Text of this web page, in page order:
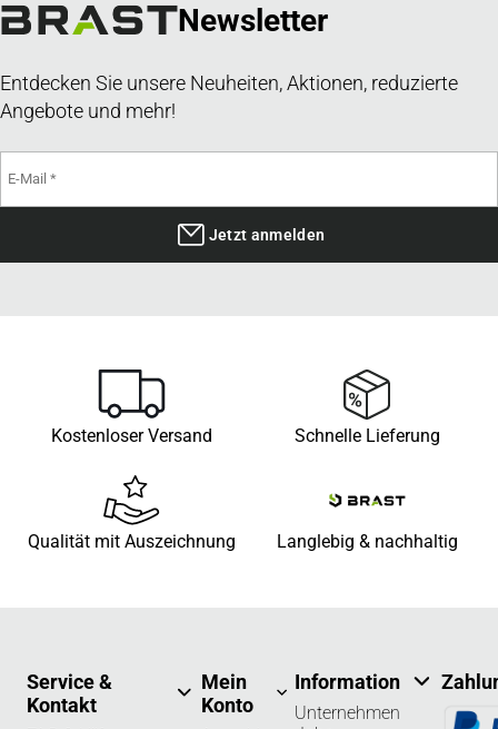
Newsletter
Entdecken Sie unsere Neuheiten, Aktionen, reduzierte
Angebote und mehr!
Jetzt anmelden
Kostenloser Versand Schnelle Lieferung
Qualität mit Auszeichnung Langlebig & nachhaltig
Service &
Kontakt
Mein
Konto
Information
Unternehmen